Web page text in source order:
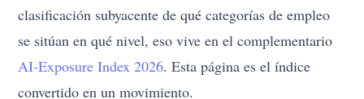
clasificación subyacente de qué categorías de empleo
se sitúan en qué nivel, eso vive en el complementario
AI-Exposure Index 2026. Esta página es el índice
convertido en un movimiento.